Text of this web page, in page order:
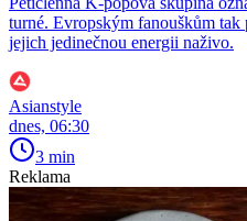
turné. Evropským fanouškům tak
jejich jedinečnou energii naživo.
Asianstyle
dnes, 06:30
3 min
Reklama